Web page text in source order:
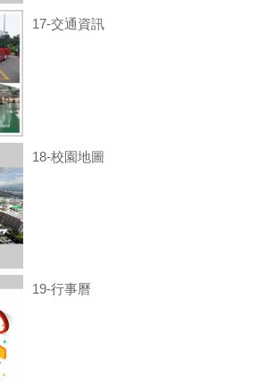
17-交通資訊
18-校園地圖
19-行事曆